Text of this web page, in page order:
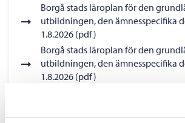
Borgå stads läroplan för den
utbildningen, den ämnesspecifika
1.8.2026 (pdf)
Borgå stads läroplan för den
utbildningen, den ämnesspecifika
1.8.2026 (pdf)
Borgå stads läroplan för den
undervisningen, den
1.8.2026 (pdf)